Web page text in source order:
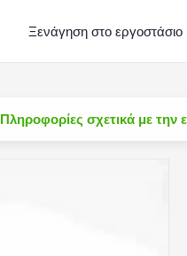
Ξενάγηση στο εργοστάσιο
Πληροφορίες σχετικά με